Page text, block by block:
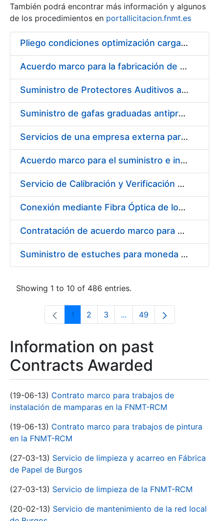
Show/Hide
También podrá encontrar más información y algunos
de los procedimientos en portallicitacion.fnmt.es
Pliego condiciones optimización cargas compras firmado
Acuerdo marco para la fabricación de piezas
Suministro de Protectores Auditivos a medida para las personas trabajadoras de los Centros de Trabajo de Madrid y Burgos
Suministro de gafas graduadas antiproyecciones para los trabajadores de la FNMT-RCM en los centros de trabajo de Madrid y Burgos
Servicios de una empresa externa para el asesoramiento y resolución de los recursos de alzada que se presentan relacionados con procesos de selección para la FNMT-RCM
Acuerdo marco para el suministro e instalación de persianas, estores y otros complementos
Servicio de Calibración y Verificación Externa de los Equipos de Medición del Servicio de Prevención de la FNMT-RCM
Conexión mediante Fibra Óptica de los Centros de Proceso de Datos (CPDs) de las sedes de la FNMT-RCM de Burgos y Madrid
Contratación de acuerdo marco para el Suministro de Material de Electricidad para la Fábrica Nacional de Moneda y Timbre-Real Casa de la Moneda en su centro de trabajo de Burgos
Suministro de estuches para moneda de 30 €
Showing 1 to 10 of 486 entries.
Page
1 Page
2 Page
3 ...Intermediate Pages Use
Page
49
Information on past
Contracts Awarded
(19-06-13) Contrato marco para trabajos de
instalación de mamparas en la FNMT-RCM
(19-06-13) Contrato marco para trabajos de pintura
en la FNMT-RCM
(27-03-13) Servicio de limpieza y acarreo en Fábrica
de Papel de Burgos
(27-03-13) Servicio de limpieza de la FNMT-RCM
(20-02-13) Servicio de mantenimiento de la red local